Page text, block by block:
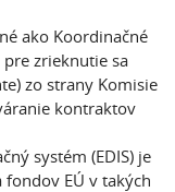
ako Koordinačné
zrieknutie sa
zo strany Komisie
kontraktov
systém (EDIS) je
EÚ v takých